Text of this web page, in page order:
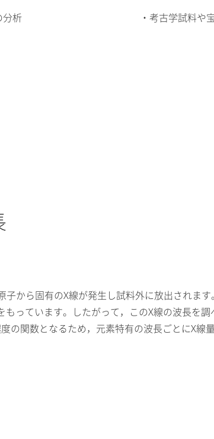
分析
・考古学試料や
から固有のX線が発生し試料外に放出されます
っています。したがって，このX線の波長を調
の関数となるため，元素特有の波長ごとにX線